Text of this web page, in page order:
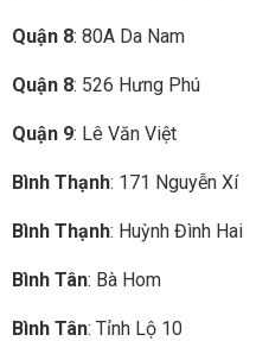
Quận 8: 80A Da Nam
Quận 8: 526 Hưng Phú
Quận 9: Lê Văn Việt
Bình Thạnh: 171 Nguyễn Xí
Bình Thạnh: Huỳnh Đình Hai
Bình Tân: Bà Hom
Bình Tân: Tỉnh Lộ 10